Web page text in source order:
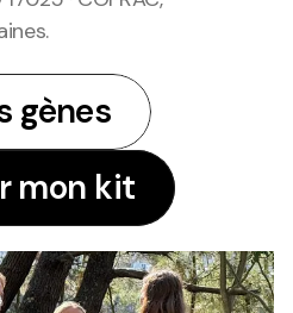
gènes
gènes
mon kit
mon kit